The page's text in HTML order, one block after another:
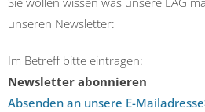
unseren Newsletter:
Im Betreff bitte eintragen:
Newsletter abonnieren
Absenden an unsere E-